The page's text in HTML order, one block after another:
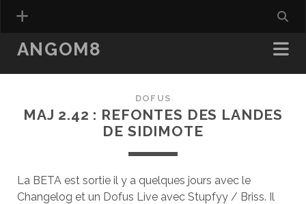
ANGOM8
DOFUS
MAJ 2.42 : REFONTES DES LANDES
DE SIDIMOTE
La BETA est sortie il y a quelques jours avec le
Changelog et un Dofus Live avec Stupfyy / Briss. Il